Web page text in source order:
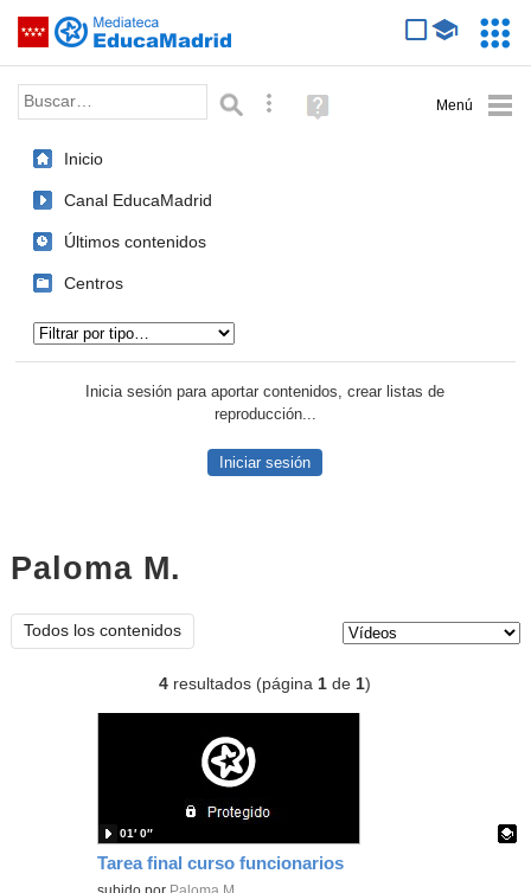
Saltar navegación
Palabra o frase: Búsqueda avanzada
Ayuda
(en
Inicio
Canal EducaMadrid
Últimos contenidos
Centros
Inicia sesión para aportar contenidos, crear listas de
reproducción...
Iniciar sesión
Paloma M.
Todos los contenidos
4 resultados (página1 de1)
Tarea final curso funcionarios
01′ 0″